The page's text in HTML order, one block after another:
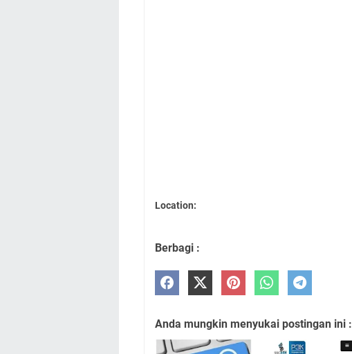
Location:
Berbagi :
Anda mungkin menyukai postingan ini :